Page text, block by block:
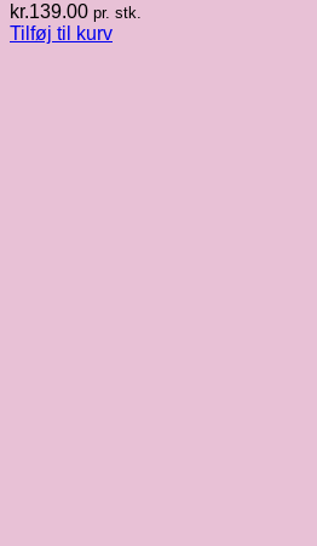
kr.139.00 pr. stk.
Tilføj til kurv